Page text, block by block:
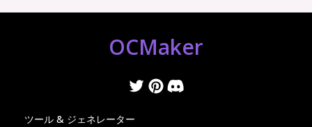
OCMaker
ツール & ジェネレーター